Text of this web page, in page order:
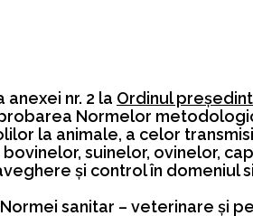
anexei nr. 2 la Ordinul
Normelor
la animale, a celor
suinelor, ovinelor,
şi control în domeniul
Normei sanitar – veterinare